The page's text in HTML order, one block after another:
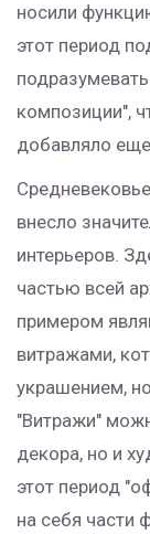
носили
этот период
композиции",
добавляло
внесло
интерьеров.
частью всей
примером
витражами,
украшением,
"Витражи"
декора, но и
этот период
на себя части